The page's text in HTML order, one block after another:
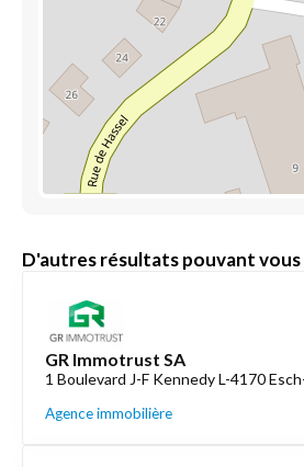
D'autres résultats pouvant
GR Immotrust SA
1 Boulevard J-F Kennedy L-4170
Agence immobilière